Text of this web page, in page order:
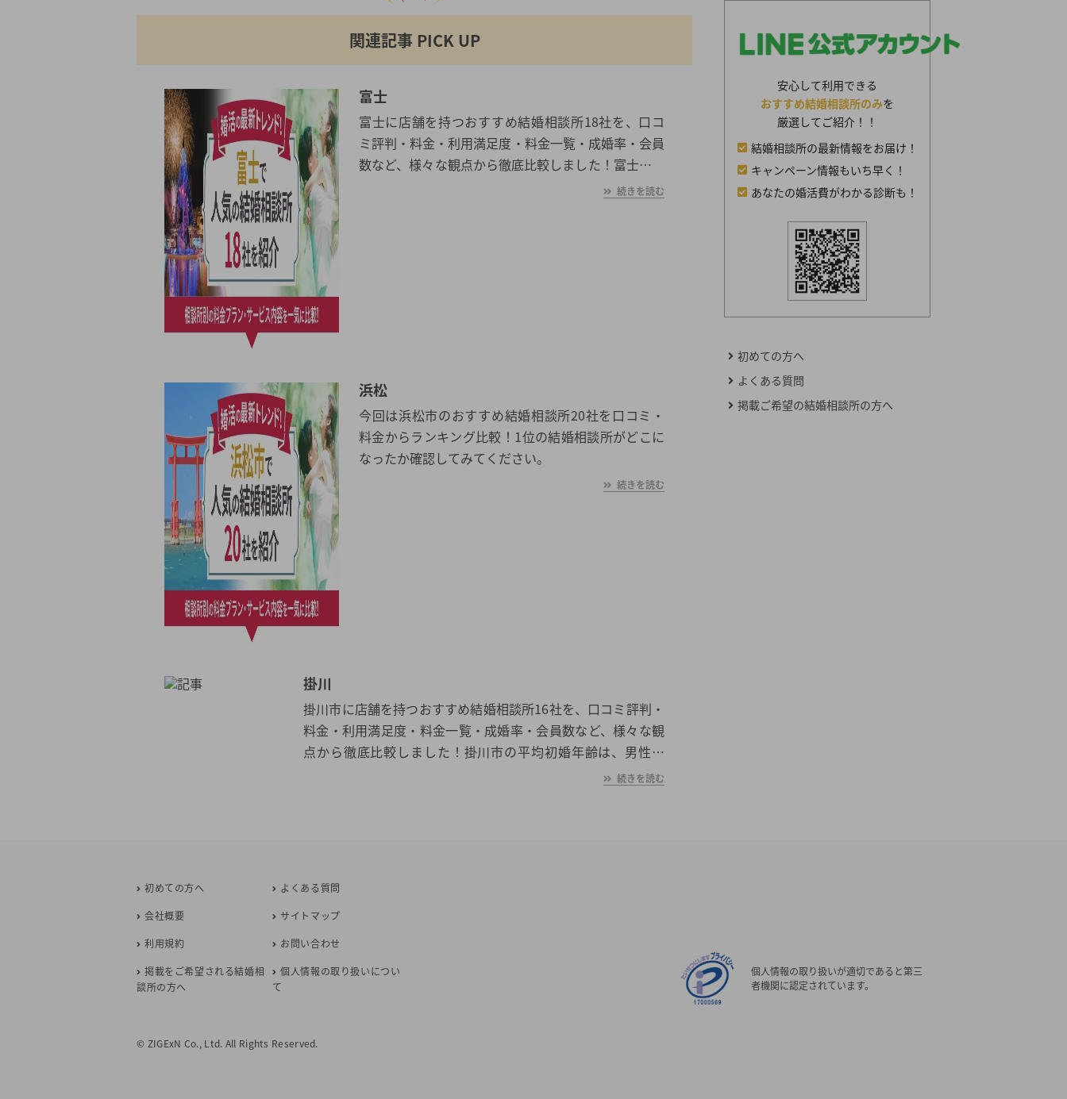
関連記事 PICK UP
富士
富士に店舗を持つおすすめ結婚相談所18社を、口コ
ミ評判・料金・利用満足度・料金一覧・成婚率・会員
数など、様々な観点から徹底比較しました！富士の平
均初婚年齢は、男性が30.2歳、女性が28.2歳と男女共
続きを読む
浜松
今回は浜松市のおすすめ結婚相談所20社を口コミ・
料金からランキング比較！1位の結婚相談所がどこに
なったか確認してみてください。
続きを読む
掛川
掛川市に店舗を持つおすすめ結婚相談所16社を、口コミ評判・
料金・利用満足度・料金一覧・成婚率・会員数など、様々な観
点から徹底比較しました！掛川市の平均初婚年齢は、男性が
30.2歳、女性が28.2歳と男女共に日本全国の平均初婚年齢と比
続きを読む
安心して利用できる
おすすめ結婚相談所のみを
厳選してご紹介！！
結婚相談所の最新情報をお届け！
キャンペーン情報もいち早く！
あなたの婚活費がわかる診断も！
初めての方へ
よくある質問
掲載ご希望の結婚相談所の方へ
初めての方へ よくある質問
会社概要 サイトマップ
利用規約 お問い合わせ
掲載をご希望される結婚相
談所の方へ
個人情報の取り扱いについ
て
個人情報の取り扱いが適切であると第三
者機関に認定されています。
© ZIGExN Co., Ltd. All Rights Reserved.